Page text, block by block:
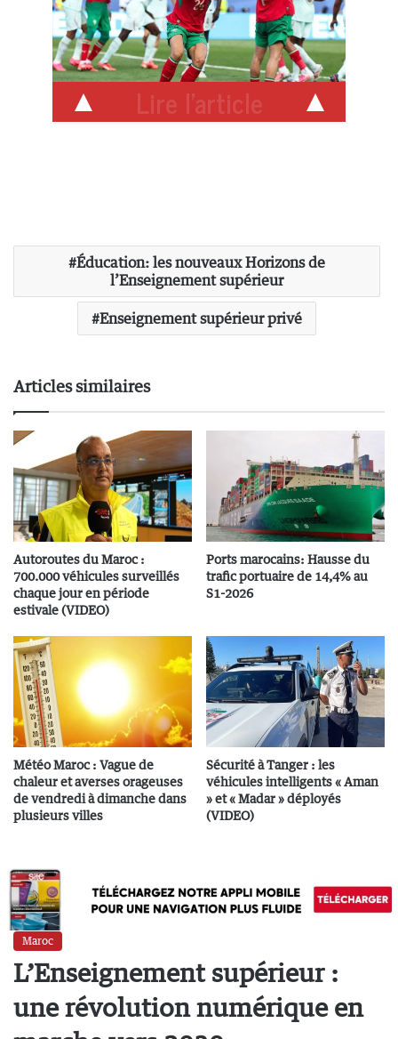
Lire l'article
Éducation: les nouveaux Horizons de
l’Enseignement supérieur
Enseignement supérieur privé
Articles similaires
Autoroutes du Maroc :
700.000 véhicules surveillés
chaque jour en période
estivale (VIDEO)
Ports marocains: Hausse du
trafic portuaire de 14,4% au
S1-2026
Météo Maroc : Vague de
chaleur et averses orageuses
de vendredi à dimanche dans
plusieurs villes
Sécurité à Tanger : les
véhicules intelligents « Aman
» et « Madar » déployés
(VIDEO)